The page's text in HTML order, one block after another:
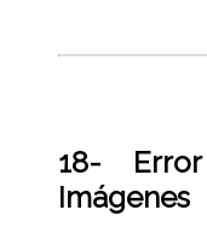
18-
Imágenes